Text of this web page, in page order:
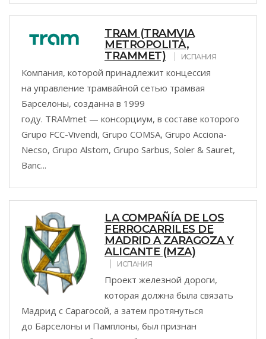
TRAM (TRAMVIA
METROPOLITÀ,
TRAMMET)
ИСПАНИЯ
Компания, которой принадлежит концессия
на управление трамвайной сетью трамвая
Барселоны, созданна в 1999
году. TRAMmet — консорциум, в составе которого
Grupo FCC-Vivendi, Grupo COMSA, Grupo Acciona-
Necso, Grupo Alstom, Grupo Sarbus, Soler & Sauret,
Banc...
LA COMPAÑÍA DE LOS
FERROCARRILES DE
MADRID A ZARAGOZA Y
ALICANTE (MZA)
ИСПАНИЯ
Проект железной дороги,
которая должна была связать
Мадрид с Сарагосой, а затем протянуться
до Барселоны и Памплоны, был признан